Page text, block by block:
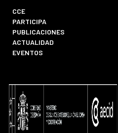
CCE
PARTICIPA
PUBLICACIONES
ACTUALIDAD
EVENTOS